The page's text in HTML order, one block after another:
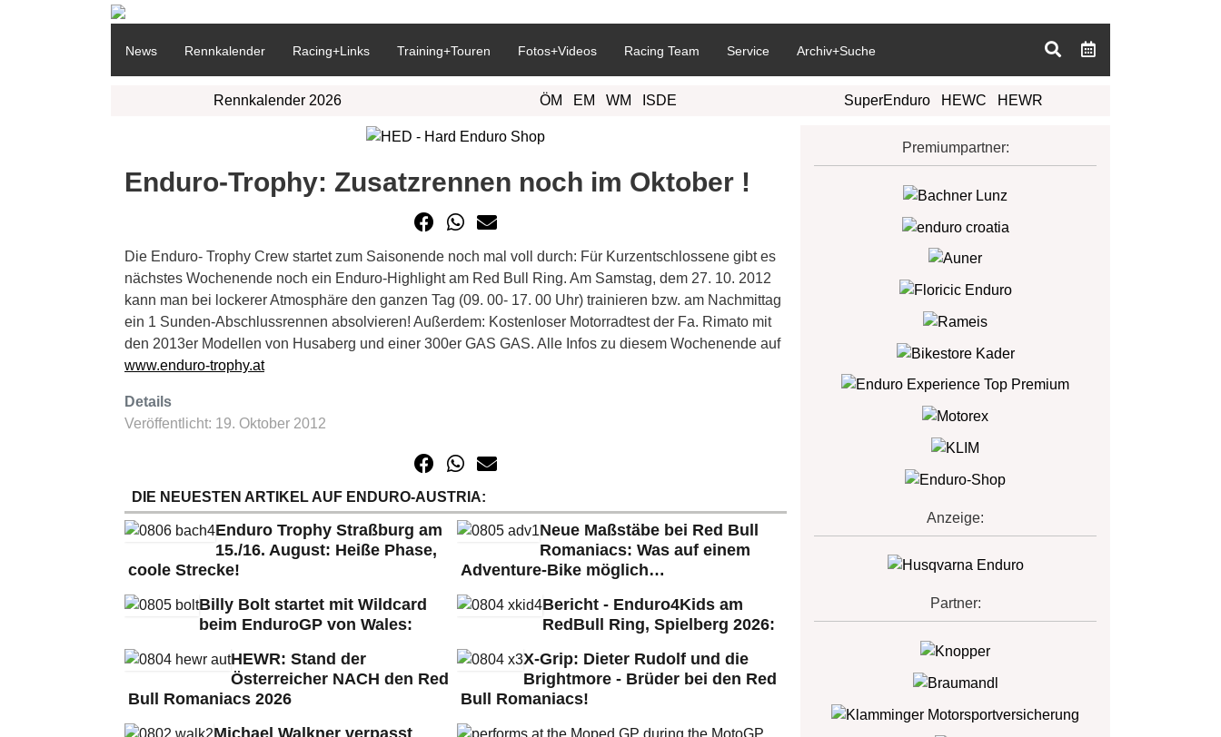
News Rennkalender Racing+Links Training+Touren Fotos+Videos Racing Team Service Archiv+Suche
Rennkalender 2026 ÖM EM WM ISDE SuperEnduro HEWC HEWR
Enduro-Trophy: Zusatzrennen noch im Oktober !
Die Enduro- Trophy Crew startet zum Saisonende noch mal voll durch: Für Kurzentschlossene gibt es
nächstes Wochenende noch ein Enduro-Highlight am Red Bull Ring. Am Samstag, dem 27. 10. 2012
kann man bei lockerer Atmosphäre den ganzen Tag (09. 00- 17. 00 Uhr) trainieren bzw. am Nachmittag
ein 1 Sunden-Abschlussrennen absolvieren! Außerdem: Kostenloser Motorradtest der Fa. Rimato mit
den 2013er Modellen von Husaberg und einer 300er GAS GAS. Alle Infos zu diesem Wochenende auf
www.enduro-trophy.at
Details
Veröffentlicht: 19. Oktober 2012
DIE NEUESTEN ARTIKEL AUF ENDURO-AUSTRIA:
Enduro Trophy Straßburg am
15./16. August: Heiße Phase,
coole Strecke!
Neue Maßstäbe bei Red Bull
Romaniacs: Was auf einem
Adventure-Bike möglich…
Billy Bolt startet mit Wildcard
beim EnduroGP von Wales:
Bericht - Enduro4Kids am
RedBull Ring, Spielberg 2026:
HEWR: Stand der
Österreicher NACH den Red
Bull Romaniacs 2026
X-Grip: Dieter Rudolf und die
Brightmore - Brüder bei den Red
Bull Romaniacs!
Michael Walkner verpasst
Premiumpartner:
Anzeige:
Partner: